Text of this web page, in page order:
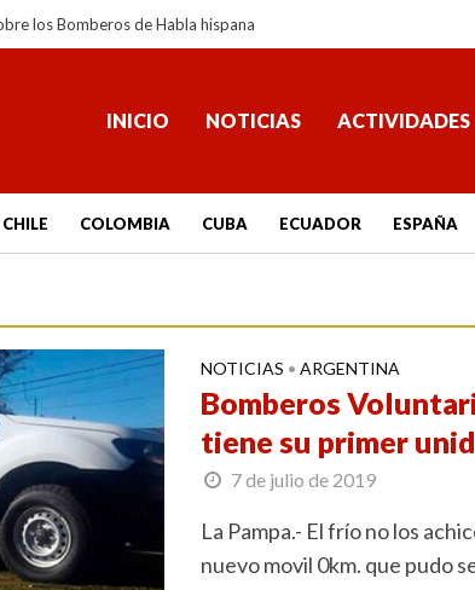
los Bomberos de Habla hispana
INICIO NOTICIAS ACTIVIDADES
CHILE COLOMBIA CUBA ECUADOR ESPAÑA
NOTICIAS • ARGENTINA
Bomberos
tiene su primer
7 de julio de 2019
La Pampa.- El frío no los
nuevo movil 0km. que pudo